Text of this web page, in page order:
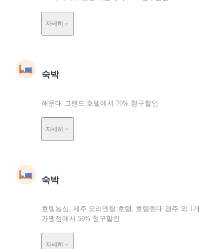
자세히
숙박
해운대 그랜드 호텔에서 70% 청구할인
자세히
숙박
호텔농심, 제주 오리엔탈 호텔, 호텔현대 경주 외 1개
가맹점에서 50% 청구할인
자세히